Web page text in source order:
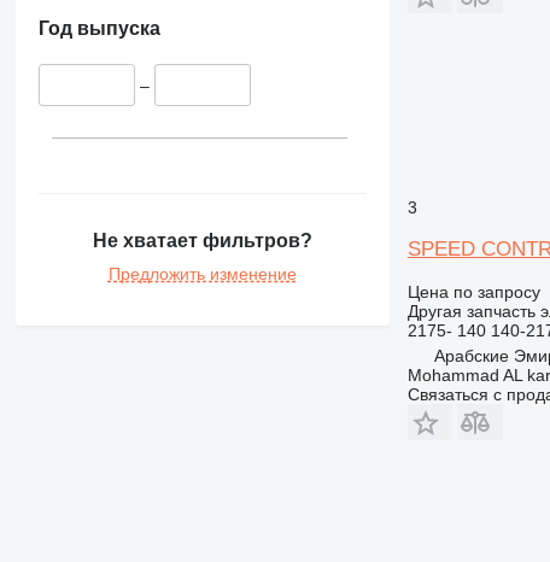
Год выпуска
–
Не хватает фильтров?
Предложить изменение
3
SPEED
Цена по запросу
Другая запчасть
2175- 140 140-
Арабские
Mohammad AL
Связаться с